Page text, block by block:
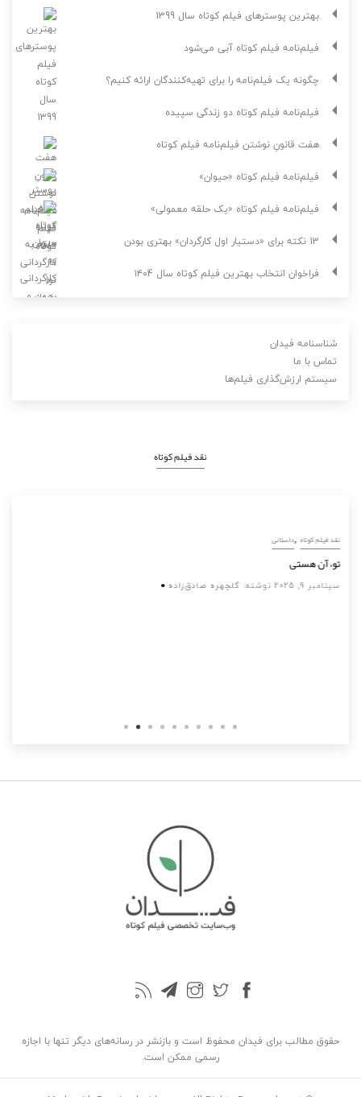
بهترین پوسترهای فیلم کوتاه سال 1399
فیلم‌نامه فیلم کوتاه آبی می‌شود
چگونه یک فیلم‌نامه را برای تهیه‌کنندگان ارائه کنیم؟
فیلم‌نامه فیلم کوتاه دو زندگی سپیده
هفت قانونِ نوشتن فیلم‌نامه فیلم کوتاه
فیلم‌نامه فیلم کوتاه «حیوان»
فیلم‌نامه فیلم کوتاه «یک حلقه معمولی»
13 نکته برای «دستیار اول کارگردان» بهتری بودن
فراخوان انتخاب بهترین فیلم کوتاه سال ۱۴۰4
شناسنامه فیدان
تماس با ما
سیستم ارزش‌گذاری فیلم‌ها
نقد فیلم کوتاه
داستانی, نقد فیلم کوتاه
تو، آن هستی
نوشته:گلچهره صادق‌زاده سپتامبر 9, 2025
حقوق مطالب برای فیدان محفوظ است و بازنشر در رسانه‌های دیگر تنها با اجازه
رسمی ممکن است.